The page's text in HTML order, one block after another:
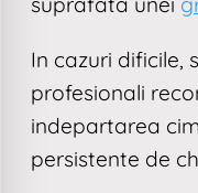
In cazuri dificile,
profesionali
indepartarea
persistente de